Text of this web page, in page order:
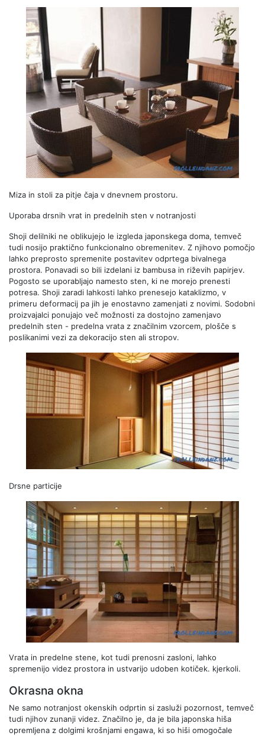
Miza in stoli za pitje čaja v dnevnem prostoru.
Uporaba drsnih vrat in predelnih sten v notranjosti
Shoji delilniki ne oblikujejo le izgleda japonskega doma, temveč
tudi nosijo praktično funkcionalno obremenitev. Z njihovo pomočjo
lahko preprosto spremenite postavitev odprtega bivalnega
prostora. Ponavadi so bili izdelani iz bambusa in riževih papirjev.
Pogosto se uporabljajo namesto sten, ki ne morejo prenesti
potresa. Shoji zaradi lahkosti lahko prenesejo kataklizmo, v
primeru deformacij pa jih je enostavno zamenjati z novimi. Sodobni
proizvajalci ponujajo več možnosti za dostojno zamenjavo
predelnih sten - predelna vrata z značilnim vzorcem, plošče s
poslikanimi vezi za dekoracijo sten ali stropov.
Drsne particije
Vrata in predelne stene, kot tudi prenosni zasloni, lahko
spremenijo videz prostora in ustvarijo udoben kotiček. kjerkoli.
Okrasna okna
Ne samo notranjost okenskih odprtin si zasluži pozornost, temveč
tudi njihov zunanji videz. Značilno je, da je bila japonska hiša
opremljena z dolgimi krošnjami engawa, ki so hiši omogočale